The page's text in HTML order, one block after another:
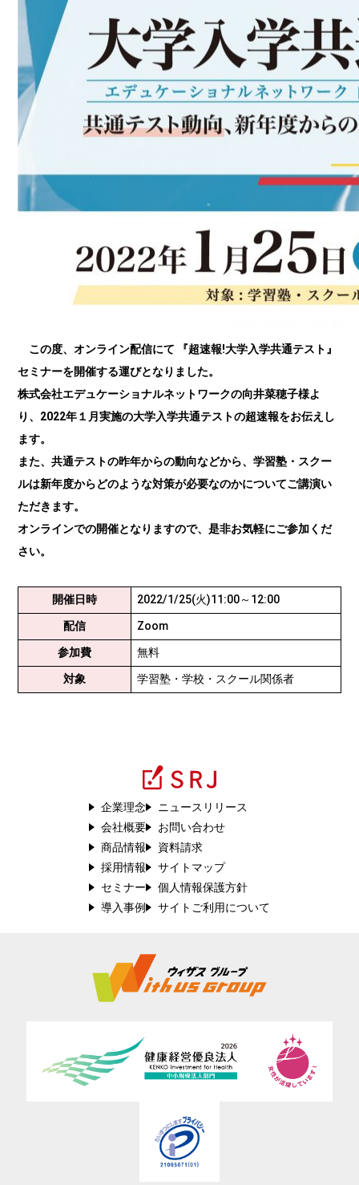
この度、オンライン配信にて 『超速報!大学入学共通テスト』
セミナーを開催する運びとなりました。
株式会社エデュケーショナルネットワークの向井菜穂子様よ
り、2022年１月実施の大学入学共通テストの超速報をお伝えし
ます。
また、共通テストの昨年からの動向などから、学習塾・スクー
ルは新年度からどのような対策が必要なのかについてご講演い
ただきます。
オンラインでの開催となりますので、是非お気軽にご参加くだ
さい。
開催日時 2022/1/25(火)11:00～12:00
配信 Zoom
参加費 無料
対象 学習塾・学校・スクール関係者
企業理念
会社概要
商品情報
採用情報
セミナー
導入事例
ニュースリリース
お問い合わせ
資料請求
サイトマップ
個人情報保護方針
サイトご利用について